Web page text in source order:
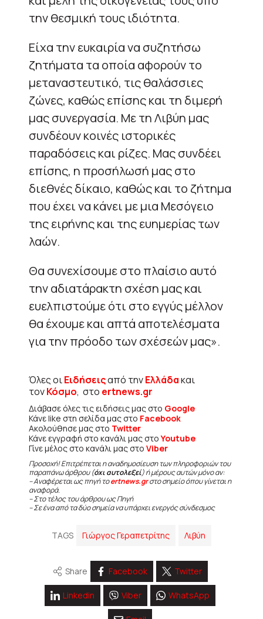
την θεσμική τους ιδιότητα.
Είχα την ευκαιρία να συζητήσω
ζητήματα τα οποία αφορούν το
μεταναστευτικό, τις θαλάσσιες
ζώνες, καθώς επίσης και τη διμερή
μας συνεργασία. Mε τη Λιβύη μας
συνδέουν κοινές ιστορικές
παραδόσεις και ρίζες. Μας συνδέει
επίσης, η προσήλωσή μας στο
διεθνές δίκαιο, καθώς και το ζήτημα
που έχει να κάνει με μια Μεσόγειο
της ειρήνης και της ευημερίας των
λαών.
Θα συνεχίσουμε στο πλαίσιο αυτό
την αδιατάρακτη σχέση μας και
ευελπιστούμε ότι στο εγγύς μέλλον
θα έχουμε και απτά αποτελέσματα
για την πρόοδο των σχέσεών μας».
Όλες οιΕιδήσειςαπό τηνΕλλάδακαι
τονΚόσμο, στο ertnews.gr
Διάβασε όλες τις ειδήσεις μας στο Google
Κάνε like στη σελίδα μας στο Facebook
Ακολούθησε μας στο Twitter
Κάνε εγγραφή στο κανάλι μας στοYoutube
Γίνε μέλος στο κανάλι μας στο Viber
Προσοχή! Επιτρέπεται η αναδημοσίευση των πληροφοριών του
παραπάνω άρθρου (όχι αυτολεξεί) ή μέρους αυτών μόνο αν:
– Αναφέρεται ως πηγή τοertnews.grστο σημείο όπου γίνεται η
αναφορά.
– Στο τέλος του άρθρου ως Πηγή
– Σε ένα από τα δύο σημεία να υπάρχει ενεργός σύνδεσμος
TAGS Γιώργος Γεραπετρίτης Λιβύη
Share Facebook Twitter
Linkedin Viber WhatsApp